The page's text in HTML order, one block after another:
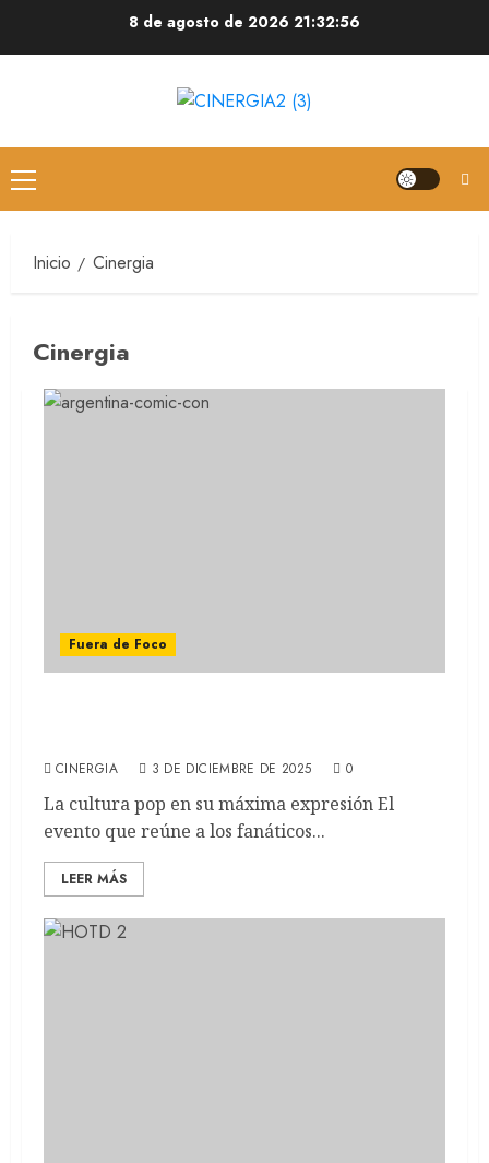
8 de agosto de 2026 21:32:56
Inicio Cinergia
Cinergia
Fuera de Foco
CINERGIA 3 DE DICIEMBRE DE 2025 0
La cultura pop en su máxima expresión El
evento que reúne a los fanáticos...
LEER MÁS